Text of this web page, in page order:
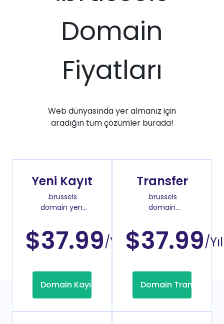
Domain
Fiyatları
Web dünyasında yer almanız için
aradığın tüm çözümler burada!
Yeni Kayıt
.brussels
domain yeni
$37.99/Yıl
Domain Kayıt
Transfer
.brussels
domain
$37.99/Yıl
Domain Transfer